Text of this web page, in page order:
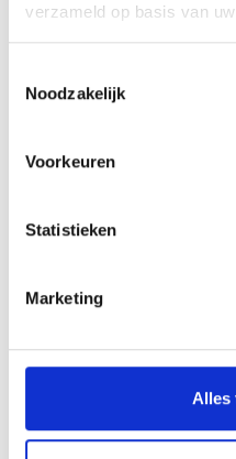
verzameld op basis van
Noodzakelijk
Voorkeuren
Statistieken
Marketing
Alles
Onze apparatenhouders zijn
als renovatieprojecten en
elke situatie een oplossing is.
Koudebrugvrij.